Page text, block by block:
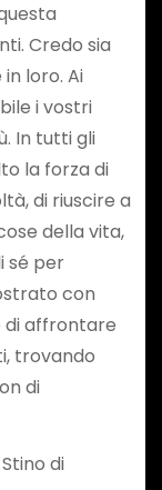
Credo sia
loro. Ai
i vostri
In tutti gli
la forza di
di riuscire a
della vita,
sé per
con
di affrontare
trovando
di
di